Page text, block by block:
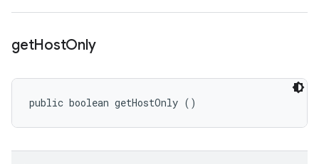
getHostOnly
public boolean getHostOnly ()